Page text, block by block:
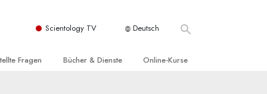
Scientology TV Deutsch
Fragen Bücher & Dienste Online-Kurse